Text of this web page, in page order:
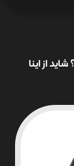
از اینا